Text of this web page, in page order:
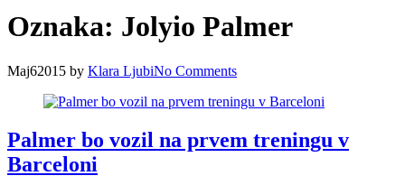
Oznaka: Jolyio Palmer
Maj62015 by Klara LjubiNo Comments
Palmer bo vozil na prvem treningu v
Barceloni